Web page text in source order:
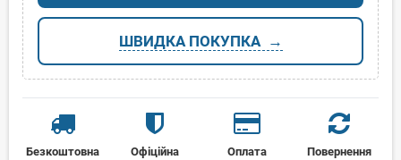
ШВИДКА ПОКУПКА
Безкоштовна
Офіційна
Оплата
Повернення